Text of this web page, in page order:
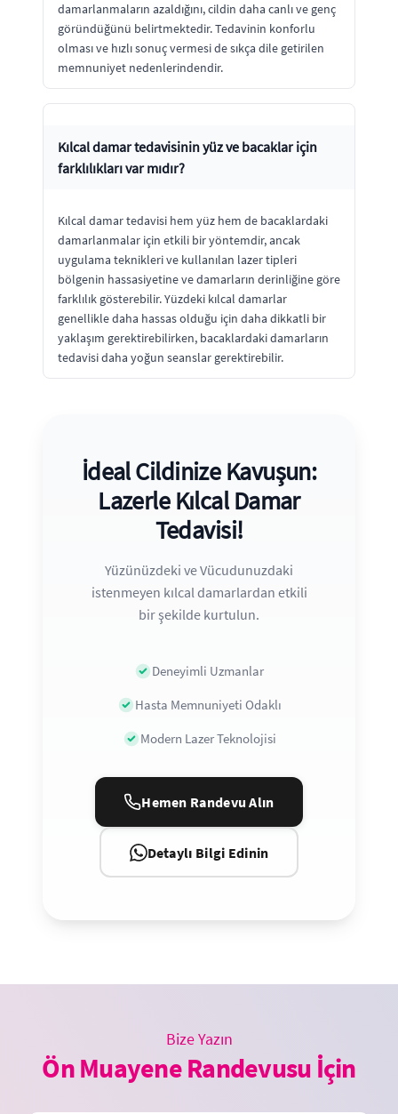
damarlanmaların azaldığını, cildin daha canlı ve genç
göründüğünü belirtmektedir. Tedavinin konforlu
olması ve hızlı sonuç vermesi de sıkça dile getirilen
memnuniyet nedenlerindendir.
Kılcal damar tedavisinin yüz ve bacaklar için
farklılıkları var mıdır?
Kılcal damar tedavisi hem yüz hem de bacaklardaki
damarlanmalar için etkili bir yöntemdir, ancak
uygulama teknikleri ve kullanılan lazer tipleri
bölgenin hassasiyetine ve damarların derinliğine göre
farklılık gösterebilir. Yüzdeki kılcal damarlar
genellikle daha hassas olduğu için daha dikkatli bir
yaklaşım gerektirebilirken, bacaklardaki damarların
tedavisi daha yoğun seanslar gerektirebilir.
İdeal Cildinize Kavuşun:
Lazerle Kılcal Damar
Tedavisi!
Yüzünüzdeki ve Vücudunuzdaki
istenmeyen kılcal damarlardan etkili
bir şekilde kurtulun.
Deneyimli Uzmanlar
Hasta Memnuniyeti Odaklı
Modern Lazer Teknolojisi
Hemen Randevu Alın
Detaylı Bilgi Edinin
Bize Yazın
Ön Muayene Randevusu İçin